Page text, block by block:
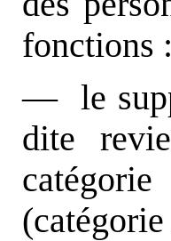
fonctions :
— le
dite